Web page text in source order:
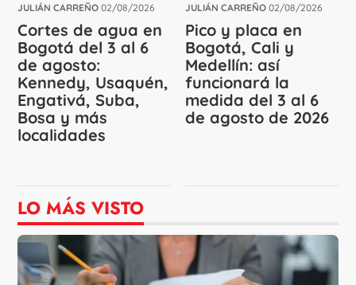
JULIÁN CARREÑO 02/08/2026
Cortes de agua en
Bogotá del 3 al 6
de agosto:
Kennedy, Usaquén,
Engativá, Suba,
Bosa y más
localidades
JULIÁN CARREÑO 02/08/2026
Pico y placa en
Bogotá, Cali y
Medellín: así
funcionará la
medida del 3 al 6
de agosto de 2026
LO MÁS VISTO